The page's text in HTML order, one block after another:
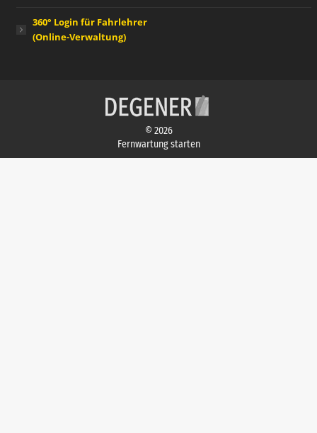
360° Login für Fahrlehrer
(Online-Verwaltung)
© 2026
Fernwartung starten